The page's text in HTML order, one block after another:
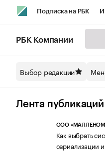
Подписка на РБК
Спецпроекты СПб
Технологии и медиа
РБК Компании
Выбор редакции
Лента публикаций
ООО «МАЛЛЕНОМ
Как выбрать
сериализации